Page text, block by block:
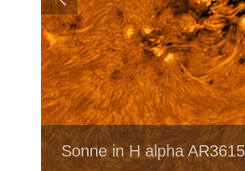
Sonne in H alpha